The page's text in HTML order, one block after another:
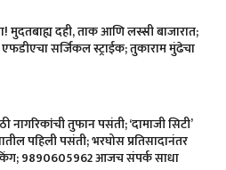
मुदतबाह्य दही, ताक आणि लस्सी बाजारात;
एफडीएचा सर्जिकल स्ट्राईक; ​तुकाराम मुंढेचा
नागरिकांची तुफान पसंती; ‘दामाजी सिटी’
पहिली पसंती; भरघोस प्रतिसादानंतर
9890605962 आजच संपर्क साधा